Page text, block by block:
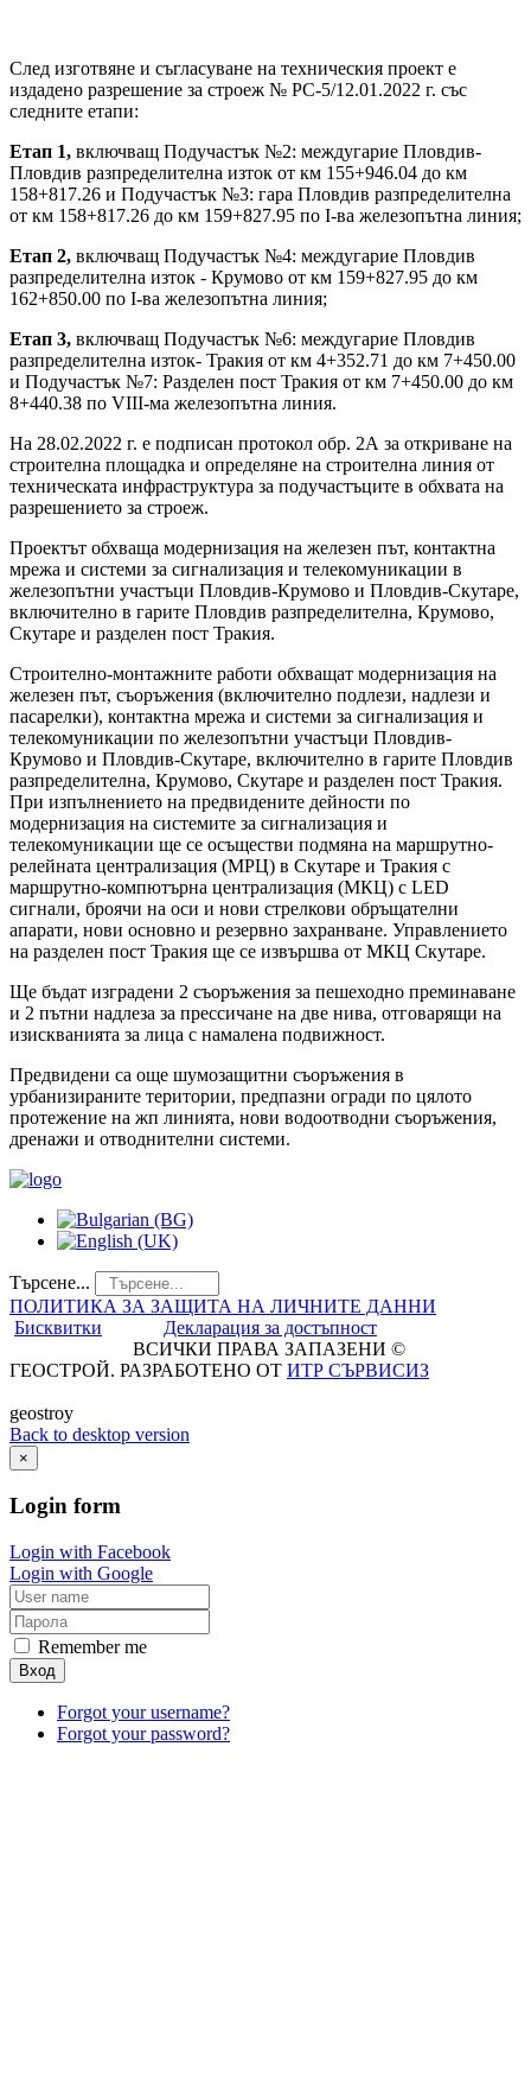
След изготвяне и съгласуване на техническия проект е
издадено разрешение за строеж № РС-5/12.01.2022 г. със
следните етапи:
Етап 1, включващ Подучастък №2: междугарие Пловдив-
Пловдив разпределителна изток от км 155+946.04 до км
158+817.26 и Подучастък №3: гара Пловдив разпределителна
от км 158+817.26 до км 159+827.95 по I-ва железопътна линия;
Етап 2, включващ Подучастък №4: междугарие Пловдив
разпределителна изток - Крумово от км 159+827.95 до км
162+850.00 по I-ва железопътна линия;
Етап 3, включващ Подучастък №6: междугарие Пловдив
разпределителна изток- Тракия от км 4+352.71 до км 7+450.00
и Подучастък №7: Разделен пост Тракия от км 7+450.00 до км
8+440.38 по VIII-ма железопътна линия.
На 28.02.2022 г. е подписан протокол обр. 2А за откриване на
строителна площадка и определяне на строителна линия от
техническата инфраструктура за подучастъците в обхвата на
разрешението за строеж.
Проектът обхваща модернизация на железен път, контактна
мрежа и системи за сигнализация и телекомуникации в
железопътни участъци Пловдив-Крумово и Пловдив-Скутаре,
включително в гарите Пловдив разпределителна, Крумово,
Скутаре и разделен пост Тракия.
Строително-монтажните работи обхващат модернизация на
железен път, съоръжения (включително подлези, надлези и
пасарелки), контактна мрежа и системи за сигнализация и
телекомуникации по железопътни участъци Пловдив-
Крумово и Пловдив-Скутаре, включително в гарите Пловдив
разпределителна, Крумово, Скутаре и разделен пост Тракия.
При изпълнението на предвидените дейности по
модернизация на системите за сигнализация и
телекомуникации ще се осъществи подмяна на маршрутно-
релейната централизация (МРЦ) в Скутаре и Тракия с
маршрутно-компютърна централизация (МКЦ) с LED
сигнали, броячи на оси и нови стрелкови обръщателни
апарати, нови основно и резервно захранване. Управлението
на разделен пост Тракия ще се извършва от МКЦ Скутаре.
Ще бъдат изградени 2 съоръжения за пешеходно преминаване
и 2 пътни надлеза за прессичане на две нива, отговарящи на
изискванията за лица с намалена подвижност.
Предвидени са още шумозащитни съоръжения в
урбанизираните територии, предпазни огради по цялото
протежение на жп линията, нови водоотводни съоръжения,
дренажи и отводнителни системи.
Търсене...
ПОЛИТИКА ЗА ЗАЩИТА НА ЛИЧНИТЕ ДАННИ
Бисквитки
Декларация за достъпност
ВСИЧКИ ПРАВА ЗАПАЗЕНИ ©
ГЕОСТРОЙ. РАЗРАБОТЕНО ОТ ИТР СЪРВИСИЗ
geostroy
Back to desktop version
×
Login form
Login with Facebook
Login with Google
Remember me
Вход
Forgot your username?
Forgot your password?